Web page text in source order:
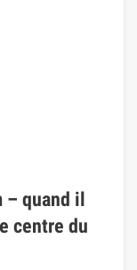
– quand il
centre du